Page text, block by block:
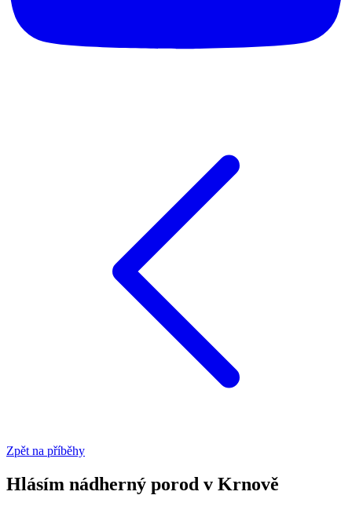
Zpět na příběhy
Hlásím nádherný porod v Krnově